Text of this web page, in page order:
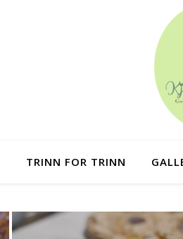
TRINN FOR TRINN